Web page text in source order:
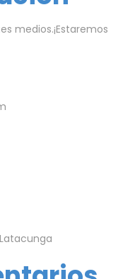
medios.¡Estaremos